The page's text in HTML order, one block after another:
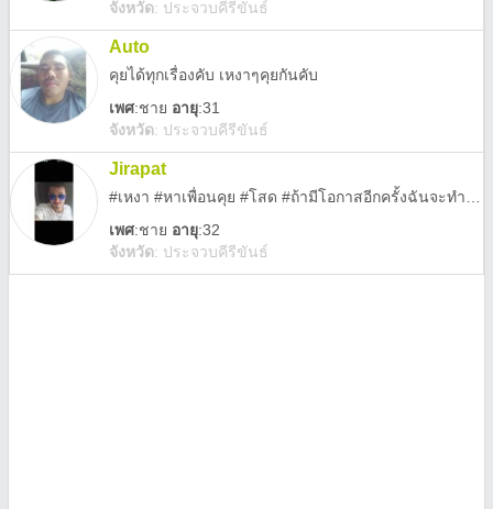
จังหวัด: ประจวบคีรีขันธ์
Auto
คุยได้ทุกเรื่องคับ เหงาๆคุยกันคับ
เพศ:ชาย อายุ:31
จังหวัด: ประจวบคีรีขันธ์
Jirapat
เพศ:ชาย อายุ:32
จังหวัด: ประจวบคีรีขันธ์